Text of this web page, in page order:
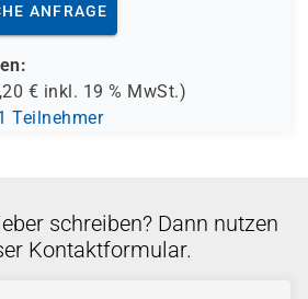
ANFRAGE
€ inkl. 19 % MwSt.)
Teilnehmer
schreiben? Dann nutzen
Kontaktformular.